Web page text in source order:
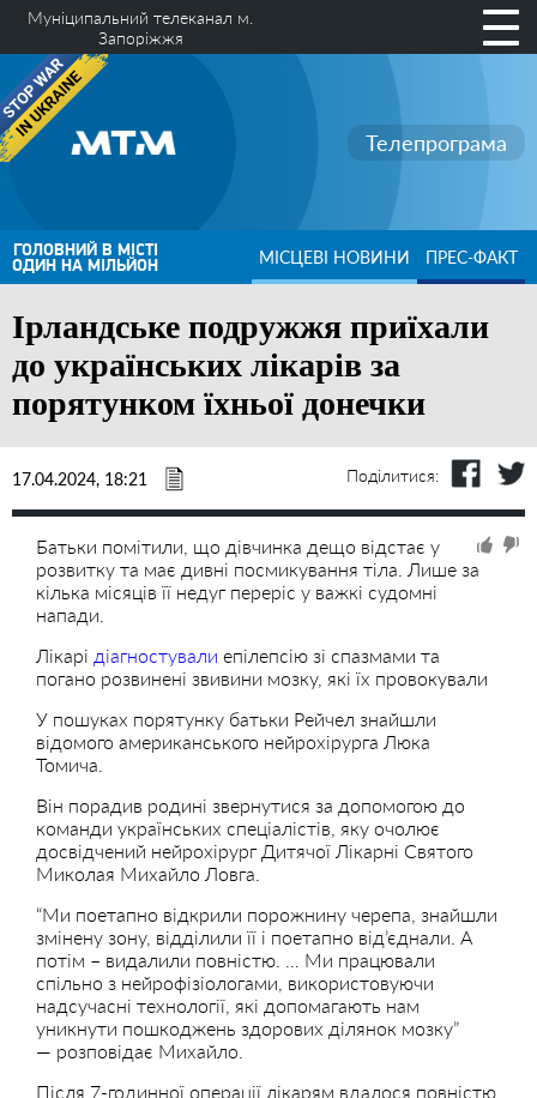
Муніципальний телеканал м.
Запоріжжя
Телепрограма
ГОЛОВНИЙ В МІСТІ
ОДИН НА МІЛЬЙОН МІСЦЕВІ НОВИНИ ПРЕС-ФАКТ
Ірландське подружжя приїхали
до українських лікарів за
порятунком їхньої донечки
17.04.2024, 18:21 Поділитися:
Батьки помітили, що дівчинка дещо відстає у
розвитку та має дивні посмикування тіла. Лише за
кілька місяців її недуг переріс у важкі судомні
напади.
Лікарі діагностували епілепсію зі спазмами та
погано розвинені звивини мозку, які їх провокували
У пошуках порятунку батьки Рейчел знайшли
відомого американського нейрохірурга Люка
Томича.
Він порадив родині звернутися за допомогою до
команди українських спеціалістів, яку очолює
досвідчений нейрохірург Дитячої Лікарні Святого
Миколая Михайло Ловга.
“Ми поетапно відкрили порожнину черепа, знайшли
змінену зону, відділили її і поетапно від’єднали. А
потім – видалили повністю. … Ми працювали
спільно з нейрофізіологами, використовуючи
надсучасні технології, які допомагають нам
уникнути пошкоджень здорових ділянок мозку”
— розповідає Михайло.
Після 7-годинної операції лікарям вдалося повністю